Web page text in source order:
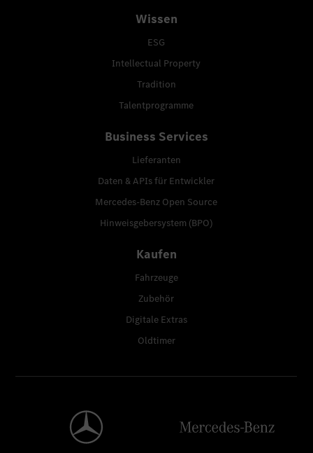
Wissen
ESG
Intellectual Property
Tradition
Talentprogramme
Business Services
Lieferanten
Daten & APIs für Entwickler
Mercedes-Benz Open Source
Hinweisgebersystem (BPO)
Kaufen
Fahrzeuge
Zubehör
Digitale Extras
Oldtimer